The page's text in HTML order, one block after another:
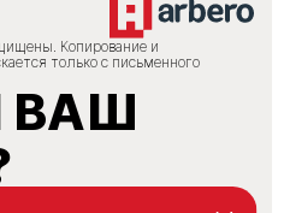
Копирование и
только с письменного
ВАШ